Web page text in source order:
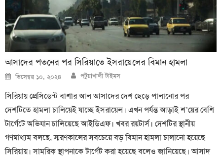
আসাদের পতনের পর সিরিয়াতে ইসরায়েলের বিমান হামলা
Posted
on
ডিসেম্বর ১০, ২০২৪ Author
পটুয়াখালী টাইমস
সিরিয়ায় প্রেসিডেন্ট বাশার আল আসাদের দেশ ছেড়ে পালানোর পর
দেশটিতে হামলা চালিয়েই যাচ্ছে ইসরায়েল। এখন পর্যন্ত আড়াই শ’য়ের বেশি
টার্গেটে অভিযান চালিয়েছে আইডিএফ। খবর রয়টার্স। দেশটির স্থানীয়
গণমাধ্যম বলছে, স্মরণকালের সবচেয়ে বড় বিমান হামলা চালানো হয়েছে
সিরিয়ায়। সামরিক স্থাপনাকে টার্গেট করা হয়েছে বলেও জানিয়েছে। আসাদ